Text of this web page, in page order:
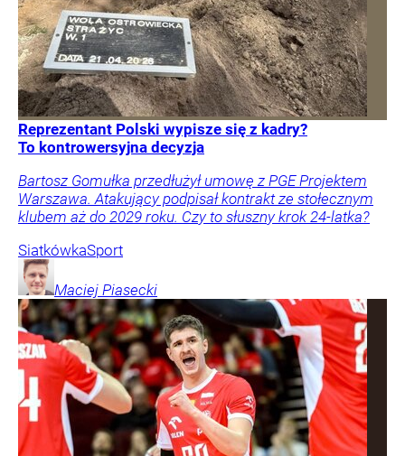
Reprezentant Polski wypisze się z kadry?
To kontrowersyjna decyzja
Bartosz Gomułka przedłużył umowę z PGE Projektem
Warszawa. Atakujący podpisał kontrakt ze stołecznym
klubem aż do 2029 roku. Czy to słuszny krok 24-latka?
SiatkówkaSport
Maciej Piasecki